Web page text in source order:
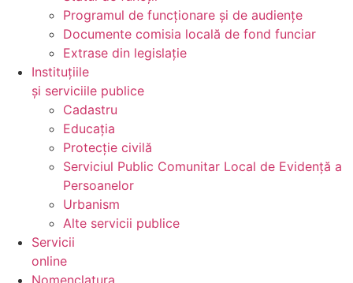
Programul de funcționare și de audiențe
Documente comisia locală de fond funciar
Extrase din legislație
Instituțiile
și serviciile publice
Cadastru
Educația
Protecție civilă
Serviciul Public Comunitar Local de Evidență a
Persoanelor
Urbanism
Alte servicii publice
Servicii
online
Nomenclatura